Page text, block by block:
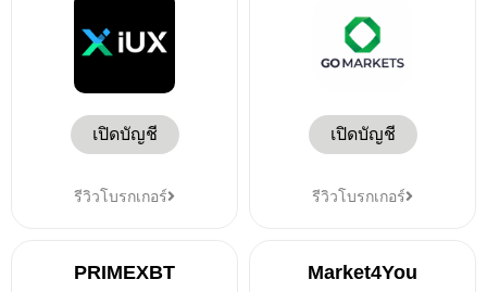
เปิดบัญชี
รีวิวโบรกเกอร์
เปิดบัญชี
รีวิวโบรกเกอร์
PRIMEXBT Market4You